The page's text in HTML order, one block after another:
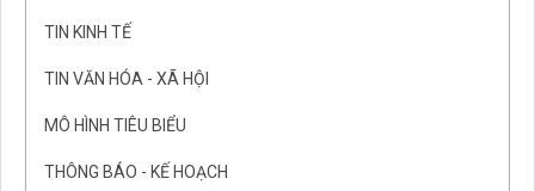
TIN KINH TẾ
TIN VĂN HÓA - XÃ HỘI
MÔ HÌNH TIÊU BIỂU
THÔNG BÁO - KẾ HOẠCH